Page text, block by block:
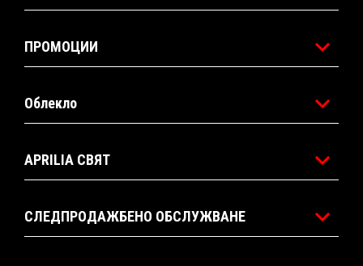
ПРОМОЦИИ
Облекло
APRILIA СВЯТ
СЛЕДПРОДАЖБЕНО ОБСЛУЖВАНЕ